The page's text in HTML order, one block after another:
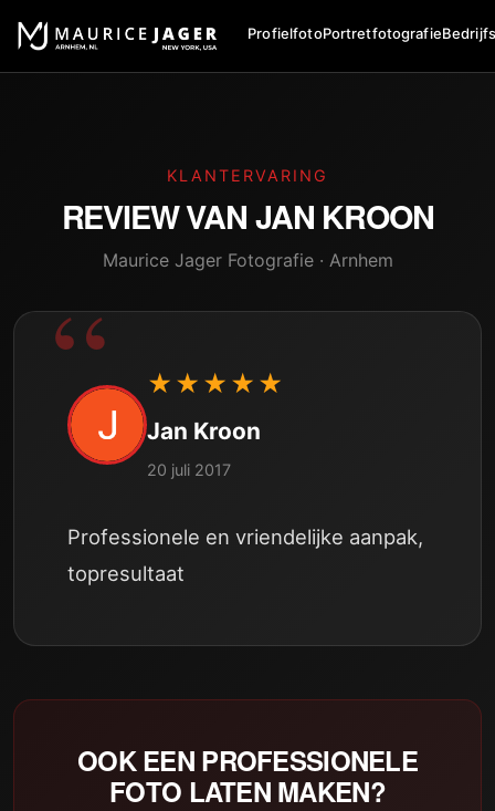
ProfielfotoPortretfotografie
KLANTERVARING
REVIEW VANJAN KROON
Maurice Jager Fotografie · Arnhem
★★★★★
Jan Kroon
20 juli 2017
Professionele en vriendelijke aanpak,
topresultaat
OOK EEN PROFESSIONELE
FOTO LATEN MAKEN?